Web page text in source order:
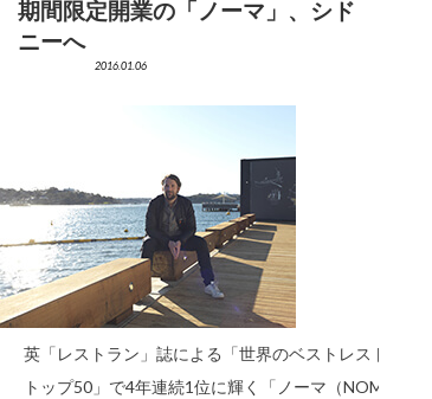
期間限定開業の「ノーマ」、シド
ニーへ
2016.01.06
英「レストラン」誌による「世界のベストレストラン
トップ50」で4年連続1位に輝く「ノーマ（NOMA）」